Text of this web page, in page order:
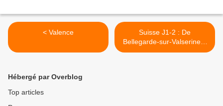
< Valence
Suisse J1-2 : De
Bellegarde-sur-Valserine à
Viry >
Hébergé par Overblog
Top articles